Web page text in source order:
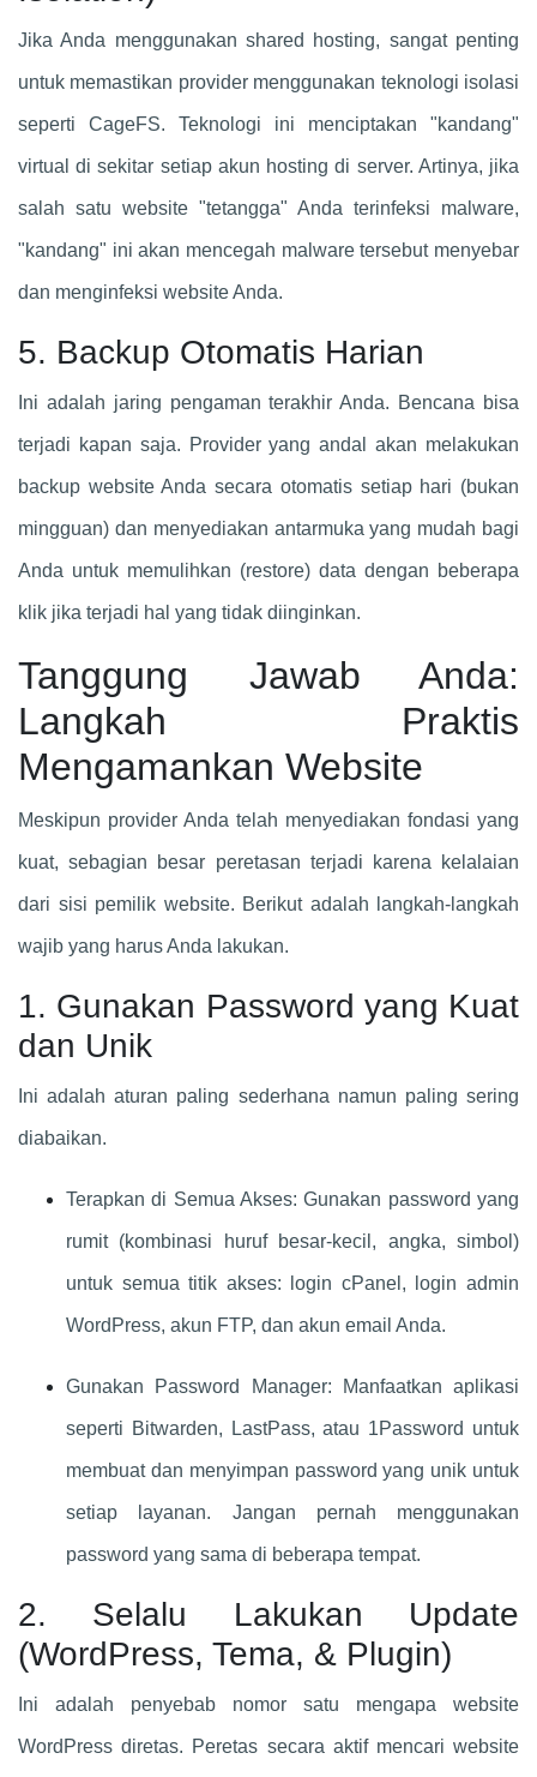
Jika Anda menggunakan shared hosting, sangat penting
untuk memastikan provider menggunakan teknologi isolasi
seperti CageFS. Teknologi ini menciptakan "kandang"
virtual di sekitar setiap akun hosting di server. Artinya, jika
salah satu website "tetangga" Anda terinfeksi malware,
"kandang" ini akan mencegah malware tersebut menyebar
dan menginfeksi website Anda.
5. Backup Otomatis Harian
Ini adalah jaring pengaman terakhir Anda. Bencana bisa
terjadi kapan saja. Provider yang andal akan melakukan
backup website Anda secara otomatis setiap hari (bukan
mingguan) dan menyediakan antarmuka yang mudah bagi
Anda untuk memulihkan (restore) data dengan beberapa
klik jika terjadi hal yang tidak diinginkan.
Tanggung Jawab Anda:
Langkah Praktis
Mengamankan Website
Meskipun provider Anda telah menyediakan fondasi yang
kuat, sebagian besar peretasan terjadi karena kelalaian
dari sisi pemilik website. Berikut adalah langkah-langkah
wajib yang harus Anda lakukan.
1. Gunakan Password yang Kuat
dan Unik
Ini adalah aturan paling sederhana namun paling sering
diabaikan.
Terapkan di Semua Akses: Gunakan password yang
rumit (kombinasi huruf besar-kecil, angka, simbol)
untuk semua titik akses: login cPanel, login admin
WordPress, akun FTP, dan akun email Anda.
Gunakan Password Manager: Manfaatkan aplikasi
seperti Bitwarden, LastPass, atau 1Password untuk
membuat dan menyimpan password yang unik untuk
setiap layanan. Jangan pernah menggunakan
password yang sama di beberapa tempat.
2. Selalu Lakukan Update
(WordPress, Tema, & Plugin)
Ini adalah penyebab nomor satu mengapa website
WordPress diretas. Peretas secara aktif mencari website